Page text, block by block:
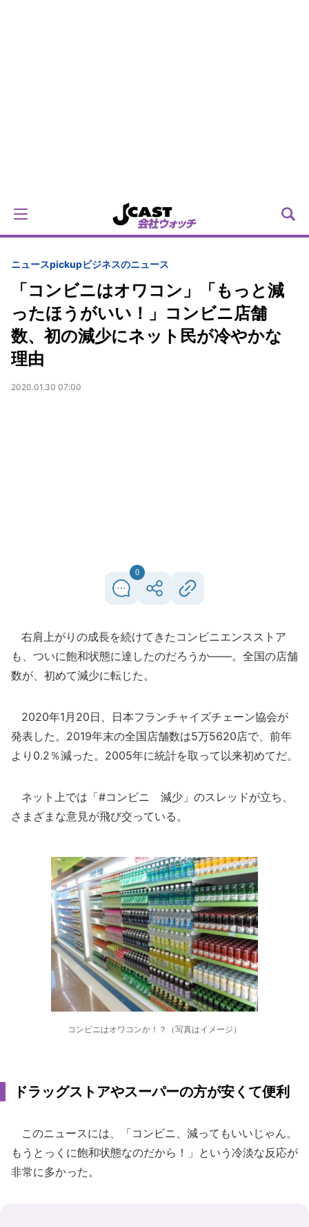
ニュースpickupビジネスのニュース
「コンビニはオワコン」「もっと減
ったほうがいい！」コンビニ店舗
数、初の減少にネット民が冷やかな
理由
2020.01.30 07:00
0
右肩上がりの成長を続けてきたコンビニエンスストア
も、ついに飽和状態に達したのだろうか――。全国の店舗
数が、初めて減少に転じた。
2020年1月20日、日本フランチャイズチェーン協会が
発表した。2019年末の全国店舗数は5万5620店で、前年
より0.2％減った。2005年に統計を取って以来初めてだ。
ネット上では「#コンビニ 減少」のスレッドが立ち、
さまざまな意見が飛び交っている。
コンビニはオワコンか！？（写真はイメージ）
ドラッグストアやスーパーの方が安くて便利
このニュースには、「コンビニ、減ってもいいじゃん。
もうとっくに飽和状態なのだから！」という冷淡な反応が
非常に多かった。